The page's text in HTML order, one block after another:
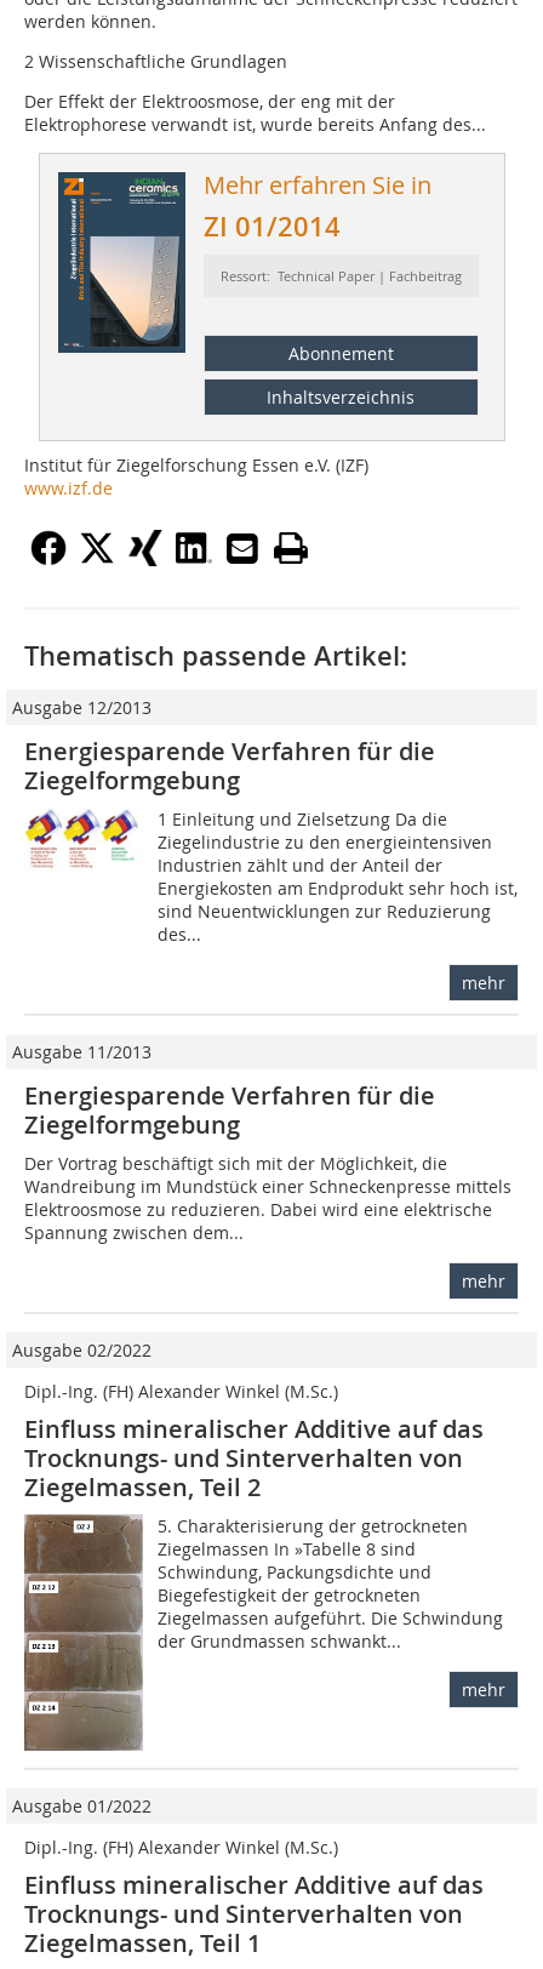
werden können.
2 Wissenschaftliche Grundlagen
Der Effekt der Elektroosmose, der eng mit der
Elektrophorese verwandt ist, wurde bereits Anfang des...
Mehr erfahren Sie in
ZI 01/2014
Ressort: Technical Paper | Fachbeitrag
Abonnement
Inhaltsverzeichnis
Institut für Ziegelforschung Essen e.V. (IZF)
www.izf.de
Thematisch passende Artikel:
Ausgabe 12/2013
Energiesparende Verfahren für die
Ziegelformgebung
1 Einleitung und Zielsetzung Da die
Ziegelindustrie zu den energieintensiven
Industrien zählt und der Anteil der
Energiekosten am Endprodukt sehr hoch ist,
sind Neuentwicklungen zur Reduzierung
des...
mehr
Ausgabe 11/2013
Energiesparende Verfahren für die
Ziegelformgebung
Der Vortrag beschäftigt sich mit der Möglichkeit, die
Wandreibung im Mundstück einer Schneckenpresse mittels
Elektroosmose zu reduzieren. Dabei wird eine elektrische
Spannung zwischen dem...
mehr
Ausgabe 02/2022
Dipl.-Ing. (FH) Alexander Winkel (M.Sc.)
Einfluss mineralischer Additive auf das
Trocknungs- und Sinterverhalten von
Ziegelmassen, Teil 2
5. Charakterisierung der getrockneten
Ziegelmassen In »Tabelle 8 sind
Schwindung, Packungsdichte und
Biegefestigkeit der getrockneten
Ziegelmassen aufgeführt. Die Schwindung
der Grundmassen schwankt...
mehr
Ausgabe 01/2022
Dipl.-Ing. (FH) Alexander Winkel (M.Sc.)
Einfluss mineralischer Additive auf das
Trocknungs- und Sinterverhalten von
Ziegelmassen, Teil 1